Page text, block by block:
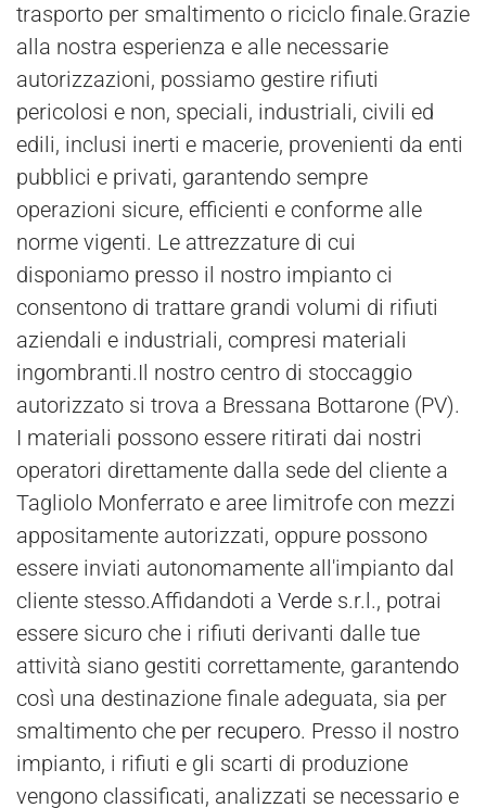
trasporto per smaltimento o riciclo finale.Grazie
alla nostra esperienza e alle necessarie
autorizzazioni, possiamo gestire rifiuti
pericolosi e non, speciali, industriali, civili ed
edili, inclusi inerti e macerie, provenienti da enti
pubblici e privati, garantendo sempre
operazioni sicure, efficienti e conforme alle
norme vigenti. Le attrezzature di cui
disponiamo presso il nostro impianto ci
consentono di trattare grandi volumi di rifiuti
aziendali e industriali, compresi materiali
ingombranti.Il nostro centro di stoccaggio
autorizzato si trova a Bressana Bottarone (PV).
I materiali possono essere ritirati dai nostri
operatori direttamente dalla sede del cliente a
Tagliolo Monferrato e aree limitrofe con mezzi
appositamente autorizzati, oppure possono
essere inviati autonomamente all'impianto dal
cliente stesso.Affidandoti a Verde s.r.l., potrai
essere sicuro che i rifiuti derivanti dalle tue
attività siano gestiti correttamente, garantendo
così una destinazione finale adeguata, sia per
smaltimento che per recupero. Presso il nostro
impianto, i rifiuti e gli scarti di produzione
vengono classificati, analizzati se necessario e